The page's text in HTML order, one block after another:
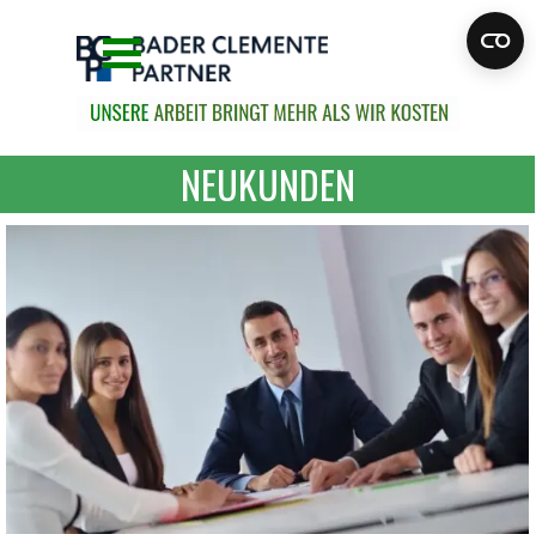
Menü überspringen
NEUKUNDEN